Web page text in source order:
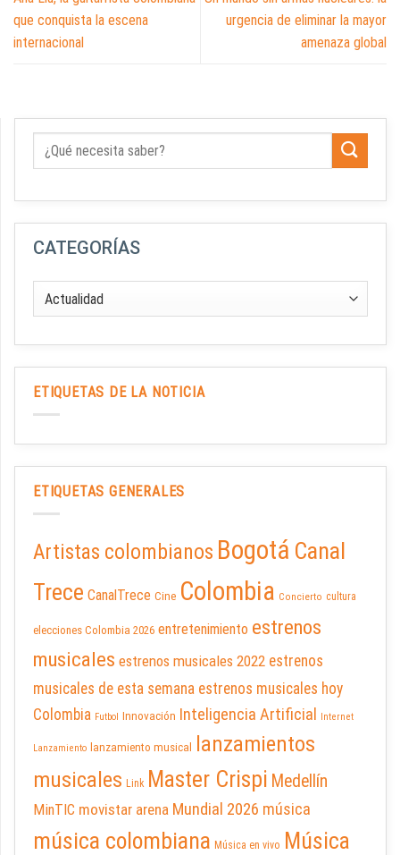
que conquista la escena
internacional
urgencia de eliminar la mayor
amenaza global
CATEGORÍAS
ETIQUETAS DE LA NOTICIA
ETIQUETAS GENERALES
Artistas colombianos Bogotá Canal
Trece CanalTrece Cine Colombia Concierto cultura
elecciones Colombia 2026 entretenimiento estrenos
musicales estrenos musicales 2022 estrenos
musicales de esta semana estrenos musicales hoy
Colombia Futbol Innovación Inteligencia Artificial Internet
Lanzamiento lanzamiento musical lanzamientos
musicales Link Master Crispi Medellín
MinTIC movistar arena Mundial 2026 música
música colombiana Música en vivo Música